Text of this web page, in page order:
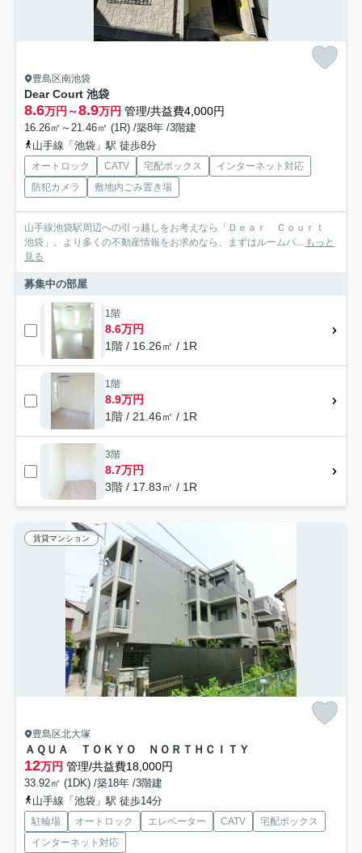
豊島区南池袋
Dear Court 池袋
8.6万円～8.9万円 管理/共益費4,000円
16.26㎡～21.46㎡ (1R) /築8年 /3階建
山手線「池袋」駅 徒歩8分
オートロック CATV 宅配ボックス
インターネット対応
防犯カメラ
敷地内ごみ置き場
山手線池袋駅周辺への引っ越しをお考えなら「Ｄｅａｒ Ｃｏｕｒｔ
池袋」。より多くの不動産情報をお求めなら、まずはルームパ... もっと
見る
募集中の部屋
1階
8.6万円
1階 / 16.26㎡ / 1R
1階
8.9万円
1階 / 21.46㎡ / 1R
3階
8.7万円
3階 / 17.83㎡ / 1R
賃貸マンション
豊島区北大塚
ＡＱＵＡ ＴＯＫＹＯ ＮＯＲＴＨＣＩＴＹ
12万円 管理/共益費18,000円
33.92㎡ (1DK) /築18年 /3階建
山手線「池袋」駅 徒歩14分
駐輪場 オートロック エレベーター CATV
宅配ボックス
インターネット対応